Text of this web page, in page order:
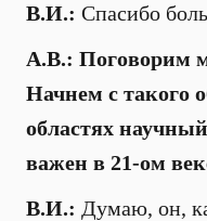
В.И.: Спасибо
А.В.: Поговорим
Начнем с такого
областях
важен в 21-ом
В.И.: Думаю, он,